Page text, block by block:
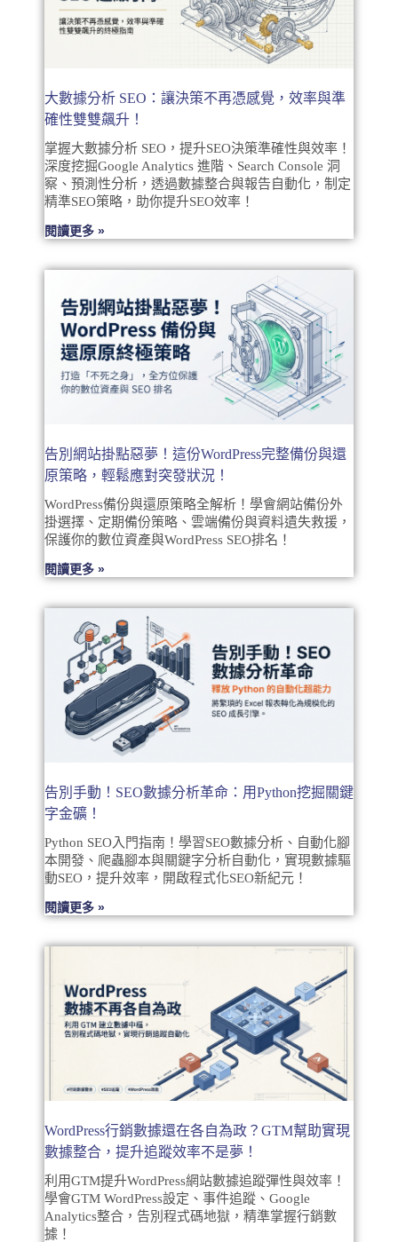
大數據分析 SEO：讓決策不再憑感覺，效率與準
確性雙雙飆升！
掌握大數據分析 SEO，提升SEO決策準確性與效率！
深度挖掘Google Analytics 進階、Search Console 洞
察、預測性分析，透過數據整合與報告自動化，制定
精準SEO策略，助你提升SEO效率！
閱讀更多 »
告別網站掛點惡夢！這份WordPress完整備份與還
原策略，輕鬆應對突發狀況！
WordPress備份與還原策略全解析！學會網站備份外
掛選擇、定期備份策略、雲端備份與資料遺失救援，
保護你的數位資產與WordPress SEO排名！
閱讀更多 »
告別手動！SEO數據分析革命：用Python挖掘關鍵
字金礦！
Python SEO入門指南！學習SEO數據分析、自動化腳
本開發、爬蟲腳本與關鍵字分析自動化，實現數據驅
動SEO，提升效率，開啟程式化SEO新紀元！
閱讀更多 »
WordPress行銷數據還在各自為政？GTM幫助實現
數據整合，提升追蹤效率不是夢！
利用GTM提升WordPress網站數據追蹤彈性與效率！
學會GTM WordPress設定、事件追蹤、Google
Analytics整合，告別程式碼地獄，精準掌握行銷數
據！